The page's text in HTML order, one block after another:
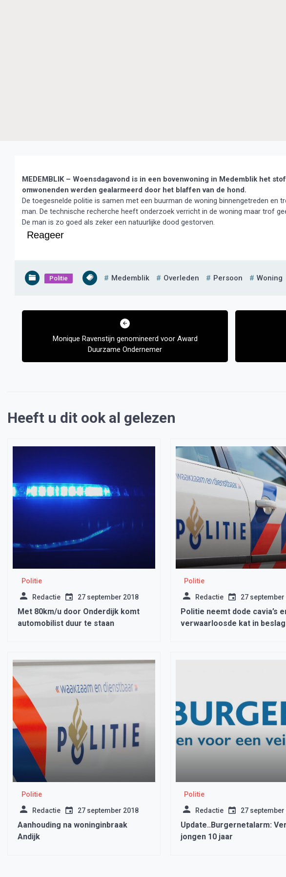
MEDEMBLIK – Woensdagavond is in een bovenwoning in Medemblik het
omwonenden werden gealarmeerd door het blaffen van de hond.
De toegesnelde politie is samen met een buurman de woning binnengetreden
man. De technische recherche heeft onderzoek verricht in de woning maar trof
De man is zo goed als zeker een natuurlijke dood gestorven.
Reageer
Politie Medemblik Overleden Persoon Woning
Bericht
Monique Ravenstijn genomineerd voor Award
Duurzame Ondernemer
Heeft u dit ook al gelezen
Politie
Redactie 27 september 2018
Met 80km/u door Onderdijk komt
automobilist duur te staan
Politie
Redactie 27 september
Politie neemt dode cavia’s
verwaarloosde kat in beslag
Politie
Redactie 27 september 2018
Aanhouding na woninginbraak
Andijk
Politie
Redactie 27 september
Update..Burgernetalarm:
jongen 10 jaar